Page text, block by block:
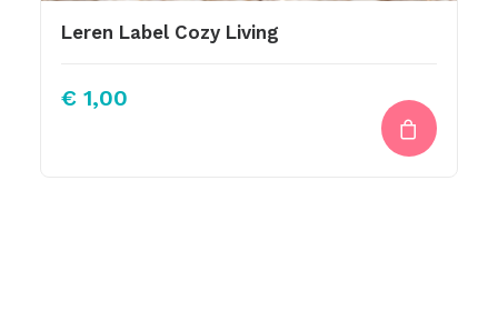
Leren Label Cozy Living
€ 1,00